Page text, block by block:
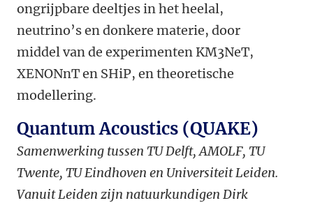
ongrijpbare deeltjes in het heelal,
neutrino’s en donkere materie, door
middel van de experimenten KM3NeT,
XENONnT en SHiP, en theoretische
modellering.
Quantum Acoustics (QUAKE)
Samenwerking tussen TU Delft, AMOLF, TU
Twente, TU Eindhoven en Universiteit Leiden.
Vanuit Leiden zijn natuurkundigen Dirk